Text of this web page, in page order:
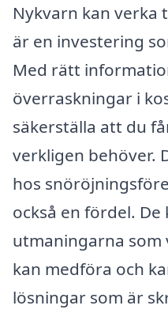
Nykvarn kan verka
är en investering
Med rätt
överraskningar i
säkerställa att du
verkligen behöver.
hos
också en fördel.
utmaningarna
kan medföra och
lösningar som är